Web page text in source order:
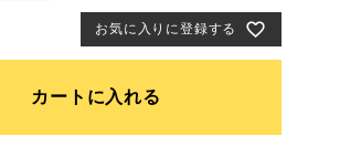
お気に入りに登録する
カートに入れる